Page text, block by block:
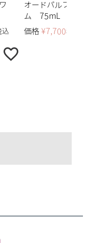
込
オードパルファ
ム 75mL
価格 ¥7,700税込